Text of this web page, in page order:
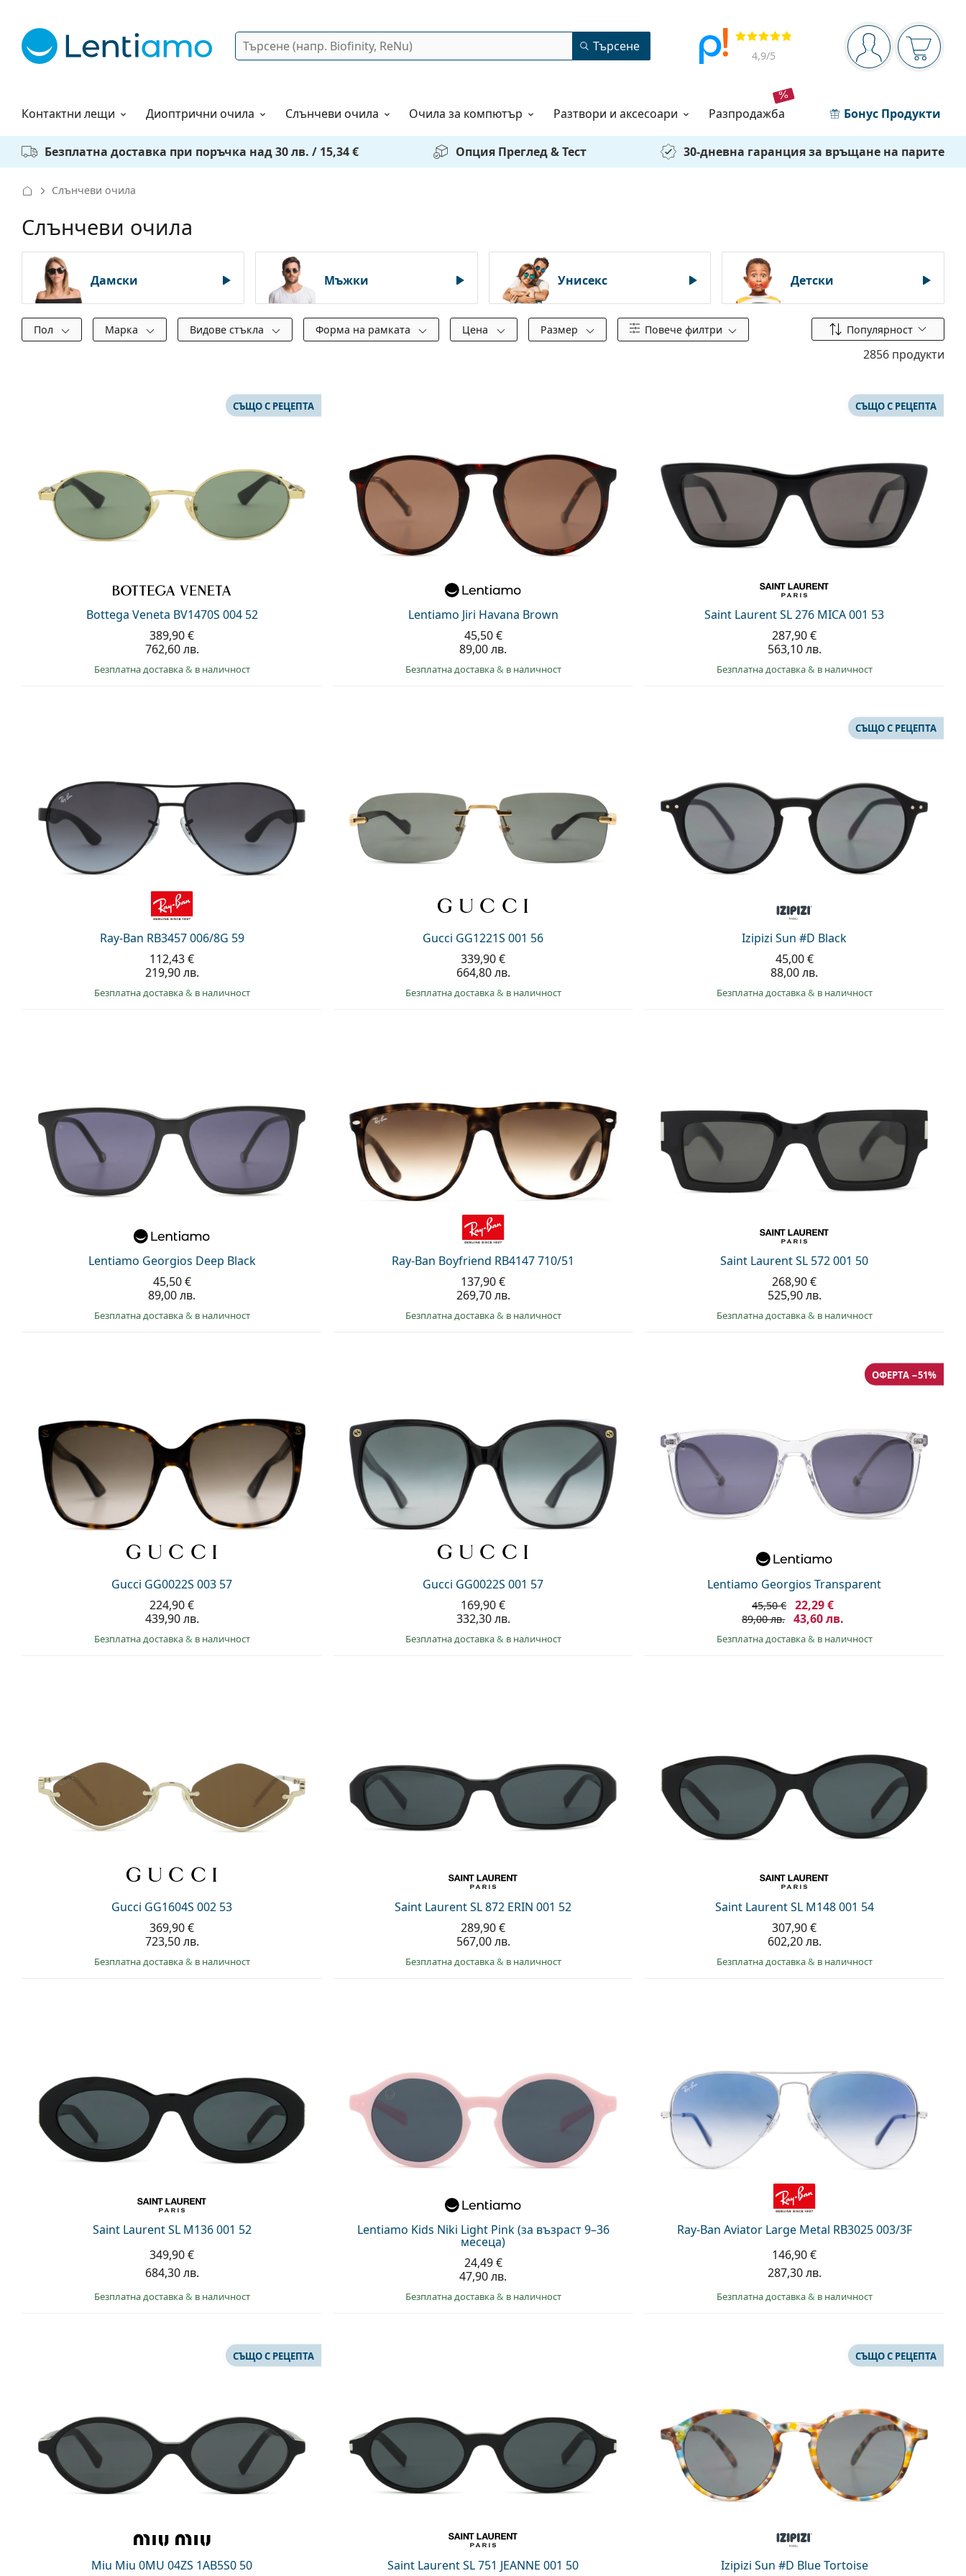
Navigation panel
Вие сте вписани
Прегледи
4,9/5
Търсене Търсене
Контактни лещи
Разтвори Диоптрични очила Слънчеви очила Очила за компютър Разтвори и аксесоари разпродажба Бонус Продукти
Как да поръчам?
Безплатна доставка при поръчка над 30 лв. / 15,34 € Опция Преглед & Тест 30-дневна гаранция за връщане на парите
Слънчеви очила
Слънчеви очила
Дамски Мъжки Унисекс Детски
Филтри
Пол Марка Видове стъкла Форма на рамката Цена Размер Повече филтри Сортиране по
Популярност
2856 продукти
Bottega Veneta BV1470S 004 52
СЪЩО С РЕЦЕПТА
389,90 €
762,60 лв.
Безплатна доставка& в наличност
Lentiamo Jiri Havana Brown
45,50 €
89,00 лв.
Безплатна доставка& в наличност
Saint Laurent SL 276 MICA 001 53
СЪЩО С РЕЦЕПТА
287,90 €
563,10 лв.
Безплатна доставка& в наличност
Ray-Ban RB3457 006/8G 59
112,43 €
219,90 лв.
Безплатна доставка& в наличност
Gucci GG1221S 001 56
339,90 €
664,80 лв.
Безплатна доставка& в наличност
Izipizi Sun #D Black
СЪЩО С РЕЦЕПТА
45,00 €
88,00 лв.
Безплатна доставка& в наличност
Lentiamo Georgios Deep Black
45,50 €
89,00 лв.
Безплатна доставка& в наличност
Ray-Ban Boyfriend RB4147 710/51
137,90 €
269,70 лв.
Безплатна доставка& в наличност
Saint Laurent SL 572 001 50
268,90 €
525,90 лв.
Безплатна доставка& в наличност
Gucci GG0022S 003 57
224,90 €
439,90 лв.
Безплатна доставка& в наличност
Gucci GG0022S 001 57
169,90 €
332,30 лв.
Безплатна доставка& в наличност
Lentiamo Georgios Transparent
ОФЕРТА −51%
45,50 € 22,29 €
89,00 лв. 43,60 лв.
Безплатна доставка& в наличност
Gucci GG1604S 002 53
369,90 €
723,50 лв.
Безплатна доставка& в наличност
Saint Laurent SL 872 ERIN 001 52
289,90 €
567,00 лв.
Безплатна доставка& в наличност
Saint Laurent SL M148 001 54
307,90 €
602,20 лв.
Безплатна доставка& в наличност
Saint Laurent SL M136 001 52
349,90 €
684,30 лв.
Безплатна доставка& в наличност
Lentiamo Kids Niki Light Pink (за възраст 9–36
месеца)
24,49 €
47,90 лв.
Безплатна доставка& в наличност
Ray-Ban Aviator Large Metal RB3025 003/3F
146,90 €
287,30 лв.
Безплатна доставка& в наличност
Miu Miu 0MU 04ZS 1AB5S0 50
СЪЩО С РЕЦЕПТА
Saint Laurent SL 751 JEANNE 001 50 Izipizi Sun #D Blue Tortoise
СЪЩО С РЕЦЕПТА